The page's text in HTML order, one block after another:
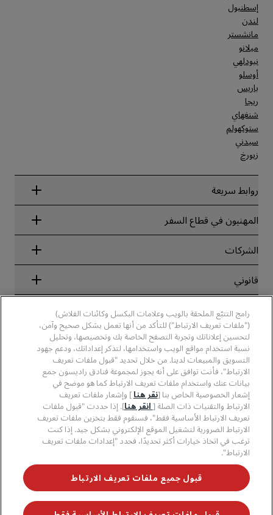
إسطنبول
لندن
مانشستر
ميلانو
نيودلهي
أوسلو
باريس
ريجا
شنغهاي
ستوكهولم
سيدني
زيورخ
روابط سريعة
Radisson Rewards
ضمان أفضل سعر حجز عبر الإنترنت
Blog
الوجهات
تطبيق فنادق راديسون
الفنادق المعتمدة في مجال الرياضة
فنادق مناسبة للعائلات
الصحة والسلامة
المهنيون في قطاع السفر
الشركاء
الشركات
مجموعة فنادق راديسون
وسائل الإعلام
الوظائف، مجموعة فنادق PPHE
الوظائف في مجموعة فنادق EHL
The Club by RHG
فرص التنمية
الأعمال المسؤولة
المشتريات
قانوني
الإشعار القانوني
شروط برنامج Radisson Rewards وأحكامه
اتفاقية استخدام الموقع
سهولة التصفح الرقمي
بيان الرق ّ المعاصر
مساعدة
تنبيهات للمستهلكين
بيانات الاتصال
الأسئلة الشائعة
خريطة الموقع
وسائل التواصل الاجتماعي
علامات فنادق راديسون التجارية
لا تفوّت فرصة الحصول على أفضل عروضنا
رامج التتبّع الملحقة بالويب وعلامات البكسل وكائنات الفلاش)
("ملفات تعريف الارتباط") للتأكد من أنها تعمل بشكل صحيح وآمن،
لتحسين إعلاناتك وتجربة التصفح الخاصة بك وتخصيصها، وتحليل
نسبة استخدام مواقع الويب واستخدامها، لتذكر إعداداتك، ودعم جهود
التسويق والمبيعات لدينا. من خلال تحديد "قبول ملفات تعريف
الارتباط"، فأنت توافق على أنه يجوز لمجموعة فنادق راديسون جمع
بيانات عنك واستخدام ملفات تعريف الارتباط كما هو موضح في
إشعار الخصوصية الخاص بنا [نقر هنا ] وإشعار ملفات تعريف
الارتباط والتقنيات ذات الصلة [ انقر هنا]. إذا حددت "قبول ملفات
تعريف الارتباط الأساسية فقط"، فسنقوم فقط بتخزين ملفات تعريف
الارتباط الضرورية لتشغيل الموقع الإلكتروني بشكل جيد. إذا كنت
ترغب في اتخاذ خيارات أكثر تحديدًا، فحدد "إعدادات ملفات تعريف
الارتباط".
قبول جميع ملفات تعريف الارتباط